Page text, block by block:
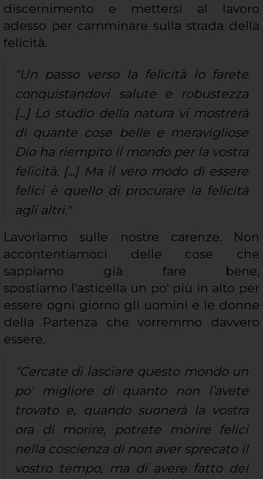
discernimento e mettersi al lavoro
adesso per camminare sulla strada della
felicità.
"Un passo verso la felicità lo farete
conquistandovi salute e robustezza
[...] Lo studio della natura vi mostrerà
di quante cose belle e meravigliose
Dio ha riempito il mondo per la vostra
felicità. [...] Ma il vero modo di essere
felici è quello di procurare la felicità
agli altri."
Lavoriamo sulle nostre carenze. Non
accontentiamoci delle cose che
sappiamo già fare bene,
spostiamo l'asticella un po' più in alto per
essere ogni giorno gli uomini e le donne
della Partenza che vorremmo davvero
essere.
"Cercate di lasciare questo mondo un
po' migliore di quanto non l’avete
trovato e, quando suonerà la vostra
ora di morire, potrete morire felici
nella coscienza di non aver sprecato il
vostro tempo, ma di avere fatto del